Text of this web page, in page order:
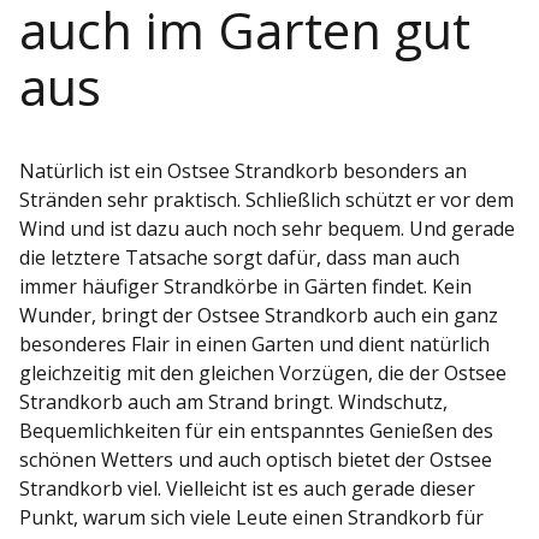
auch im Garten gut
aus
Natürlich ist ein Ostsee Strandkorb besonders an
Stränden sehr praktisch. Schließlich schützt er vor dem
Wind und ist dazu auch noch sehr bequem. Und gerade
die letztere Tatsache sorgt dafür, dass man auch
immer häufiger Strandkörbe in Gärten findet. Kein
Wunder, bringt der Ostsee Strandkorb auch ein ganz
besonderes Flair in einen Garten und dient natürlich
gleichzeitig mit den gleichen Vorzügen, die der Ostsee
Strandkorb auch am Strand bringt. Windschutz,
Bequemlichkeiten für ein entspanntes Genießen des
schönen Wetters und auch optisch bietet der Ostsee
Strandkorb viel. Vielleicht ist es auch gerade dieser
Punkt, warum sich viele Leute einen Strandkorb für